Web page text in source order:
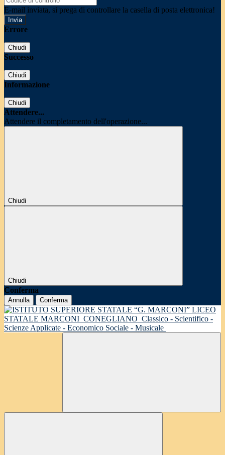
E-mail inviata, si prega di controllare la casella di posta elettronica!
Errore
Chiudi
Successo
Chiudi
Informazione
Chiudi
Attendere...
Attendere il completamento dell'operazione...
Chiudi
Chiudi
Conferma
Annulla Conferma
LICEO
STATALE MARCONI CONEGLIANO Classico - Scientifico -
Scienze Applicate - Economico Sociale - Musicale